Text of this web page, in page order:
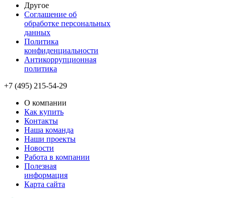
Другое
Соглашение об
обработке персональных
данных
Политика
конфиденциальности
Антикоррупционная
политика
+7 (495) 215-54-29
О компании
Как купить
Контакты
Наша команда
Наши проекты
Новости
Работа в компании
Полезная
информация
Карта сайта